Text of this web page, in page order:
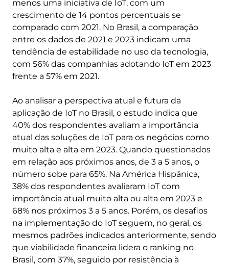
menos uma iniciativa de IoT, com um
crescimento de 14 pontos percentuais se
comparado com 2021. No Brasil, a comparação
entre os dados de 2021 e 2023 indicam uma
tendência de estabilidade no uso da tecnologia,
com 56% das companhias adotando IoT em 2023
frente a 57% em 2021.
Ao analisar a perspectiva atual e futura da
aplicação de IoT no Brasil, o estudo indica que
40% dos respondentes avaliam a importância
atual das soluções de IoT para os negócios como
muito alta e alta em 2023. Quando questionados
em relação aos próximos anos, de 3 a 5 anos, o
número sobe para 65%. Na América Hispânica,
38% dos respondentes avaliaram IoT com
importância atual muito alta ou alta em 2023 e
68% nos próximos 3 a 5 anos. Porém, os desafios
na implementação do IoT seguem, no geral, os
mesmos padrões indicados anteriormente, sendo
que viabilidade financeira lidera o ranking no
Brasil, com 37%, seguido por resistência à